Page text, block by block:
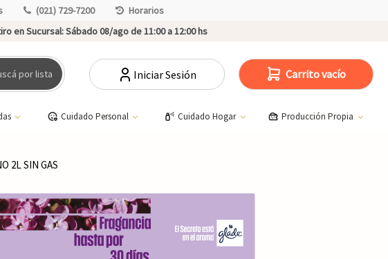
(021) 729-7200
Horarios
en Sucursal:Sábado 08/ago de 11:00 a 12:00 hs
por lista Iniciar Sesión Carrito vacío
Cuidado Personal Cuidado Hogar Producción Propia
2L SIN GAS